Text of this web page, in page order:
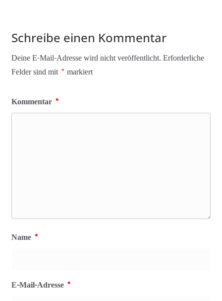
Schreibe einen Kommentar
Deine E-Mail-Adresse wird nicht veröffentlicht.Erforderliche
Felder sind mit *markiert
Kommentar *
Name *
E-Mail-Adresse *